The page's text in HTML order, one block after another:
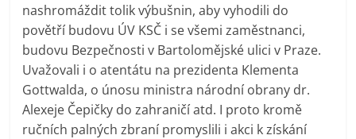
nashromáždit tolik výbušnin, aby vyhodili do
povětří budovu ÚV KSČ i se všemi zaměstnanci,
budovu Bezpečnosti v Bartolomějské ulici v Praze.
Uvažovali i o atentátu na prezidenta Klementa
Gottwalda, o únosu ministra národní obrany dr.
Alexeje Čepičky do zahraničí atd. I proto kromě
ručních palných zbraní promyslili i akci k získání